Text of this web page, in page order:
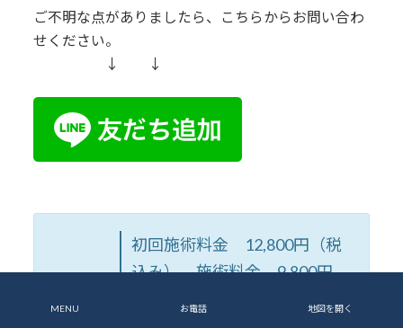
ご不明な点がありましたら、こちらからお問い合わ
せください。
↓ ↓
初回施術料金 12,800円（税
込み） 施術料金 9,800円
MENU お電話 地図を開く